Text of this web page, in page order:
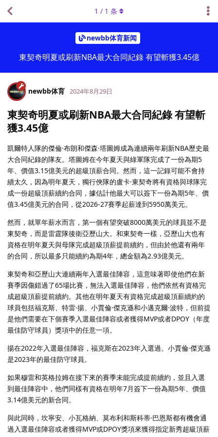
newbb体育新闻
東契奇明夏或刷新NBA最大合同紀錄 有望斬獲3.45億
1 / 1 条
newbb体育 2024年8月29日
東契奇明夏或刷新NBA最大合同紀錄 有望斬
獲3.45億
凱爾特人隊的傑倫·布朗和傑森·塔圖姆成為連續兩年刷新NBA歷史最
大合同紀錄的隊友。塔圖姆在今年夏天與綠軍隊完成了一份為期5
年、價值3.15億美元的超級頂薪合同。然而，這一記錄可能不會持
續太久，因為明年夏天，獨行俠隊的盧卡·東契奇將有資格與球隊完
成一份超級頂薪續約合同，據估計他最大可以簽下一份為期5年、價
值3.45億美元的合同，從2026-27賽季起薪達到5950萬美元。
然而，就單年薪水而言，第一個有望突破8000萬美元的球員並不是
東契奇，而是雷霆隊後衛亞歷山大。和東契奇一樣，亞歷山大也有
資格在明年夏天與母隊完成超級頂薪提前續約，但由於他還有兩年
的合同，所以最多只能續約為期4年，總金額為2.93億美元。
東契奇和亞歷山大連續兩年入選最佳陣容，這意味著即使他們在新
賽季因傷錯過了65場比賽，無法入選最佳陣容，他們依然有資格完
成超級頂薪提前續約。其他在明年夏天有資格完成超級頂薪續約的
球員包括福克斯、特雷·揚、小賈倫·傑克遜和小邁克爾·波特，但前提
是他們需要在下個賽季入選最佳陣容或者獲得MVP或者DPOY（年度
最佳防守球員）獎項中的任意一項。
揚在2022年入選最佳陣容，福克斯在2023年入選過。小賈倫·傑克遜
是2023年的最佳防守球員。
如果穆雷和英格拉姆在接下來的賽季未能完成提前續約，並且入選
到最佳陣容中，他們同樣有資格在明年7月簽下一份為期5年、價值
3.14億美元的新合同。
與此同時，坎寧安、小瓦格納、莫布利和斯科蒂·巴恩斯都有機會通
過入選最佳陣容或者獲得MVP或DPOY獎項來獲得指定新秀超級頂薪